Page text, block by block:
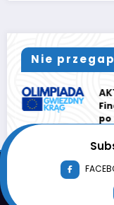
Nie przegap